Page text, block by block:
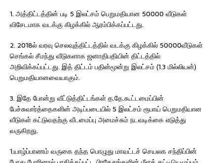
1. அத்திட்டத்தின் படி 5 இலட்சம் பெறுமதியான 50000 வீடுகள்
விசேடமாக வடக்கு கிழக்கில் ஆரம்பிக்கப்பட்டது.
2. 2018ல் வரவு செலவுத்திட்டத்தில் வடக்கு கிழக்கில் 50000வீடுகள்
செங்கல் சீமந்து வீடுகளாக ஜனாதிபதியின் திட்டத்தில்
அறிவிக்கப்பட்டது. இத் திட்டம் பதின்மூன்று இலட்சம் (1.3 மில்லியன்)
பெறுமதியானவையாகும்.
3. இதே போன்று வீட்டுத்திட்டங்கள் த.தே.கூட்டமைப்பின்
பேச்சுவார்த்தைகளின் அடிப்படையில் 5 இலட்சம் ரூபாய் பெறுமதியான
வீடுகள் கட்டுவதற்கு வீடமைப்பு அமைச்சும் நடவடிக்கை எடுத்து
வருகிறது.
1.யாழ்ப்பாணம் வருகை தந்த பொழுது மாவட்டச் செயலக சந்திப்பின்